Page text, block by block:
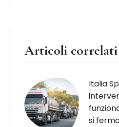
Articoli correlati
Italia
si